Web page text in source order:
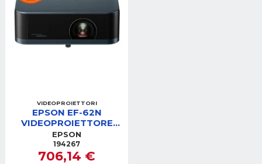
VIDEOPROIETTORI
EPSON EF-62N
VIDEOPROIETTORE
FHD
EPSON
194267
706,14 €